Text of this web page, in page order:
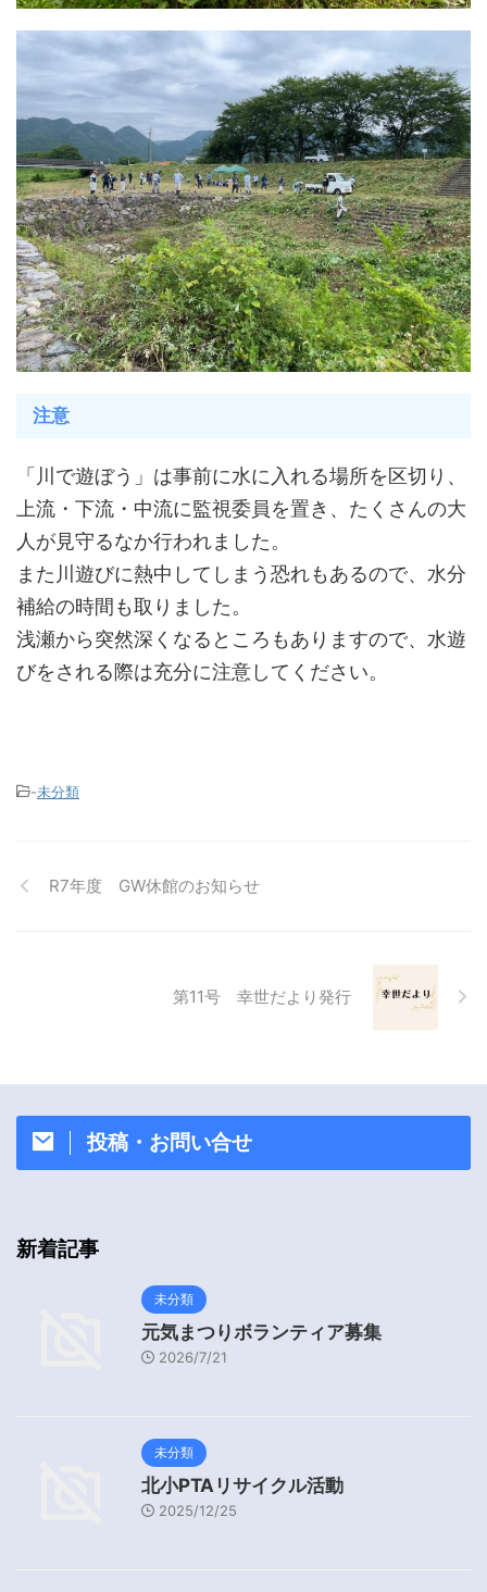
注意
「川で遊ぼう」は事前に水に入れる場所を区切り、
上流・下流・中流に監視委員を置き、たくさんの大
人が見守るなか行われました。
また川遊びに熱中してしまう恐れもあるので、水分
補給の時間も取りました。
浅瀬から突然深くなるところもありますので、水遊
びをされる際は充分に注意してください。
-未分類
R7年度 GW休館のお知らせ
第11号 幸世だより発行
投稿・お問い合せ
新着記事
未分類
元気まつりボランティア募集
2026/7/21
未分類
北小PTAリサイクル活動
2025/12/25